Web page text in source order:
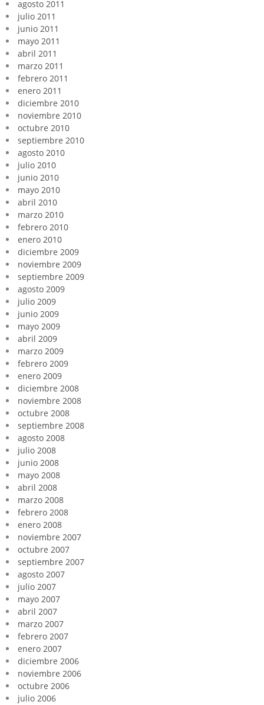
agosto 2011
julio 2011
junio 2011
mayo 2011
abril 2011
marzo 2011
febrero 2011
enero 2011
diciembre 2010
noviembre 2010
octubre 2010
septiembre 2010
agosto 2010
julio 2010
junio 2010
mayo 2010
abril 2010
marzo 2010
febrero 2010
enero 2010
diciembre 2009
noviembre 2009
septiembre 2009
agosto 2009
julio 2009
junio 2009
mayo 2009
abril 2009
marzo 2009
febrero 2009
enero 2009
diciembre 2008
noviembre 2008
octubre 2008
septiembre 2008
agosto 2008
julio 2008
junio 2008
mayo 2008
abril 2008
marzo 2008
febrero 2008
enero 2008
noviembre 2007
octubre 2007
septiembre 2007
agosto 2007
julio 2007
mayo 2007
abril 2007
marzo 2007
febrero 2007
enero 2007
diciembre 2006
noviembre 2006
octubre 2006
julio 2006